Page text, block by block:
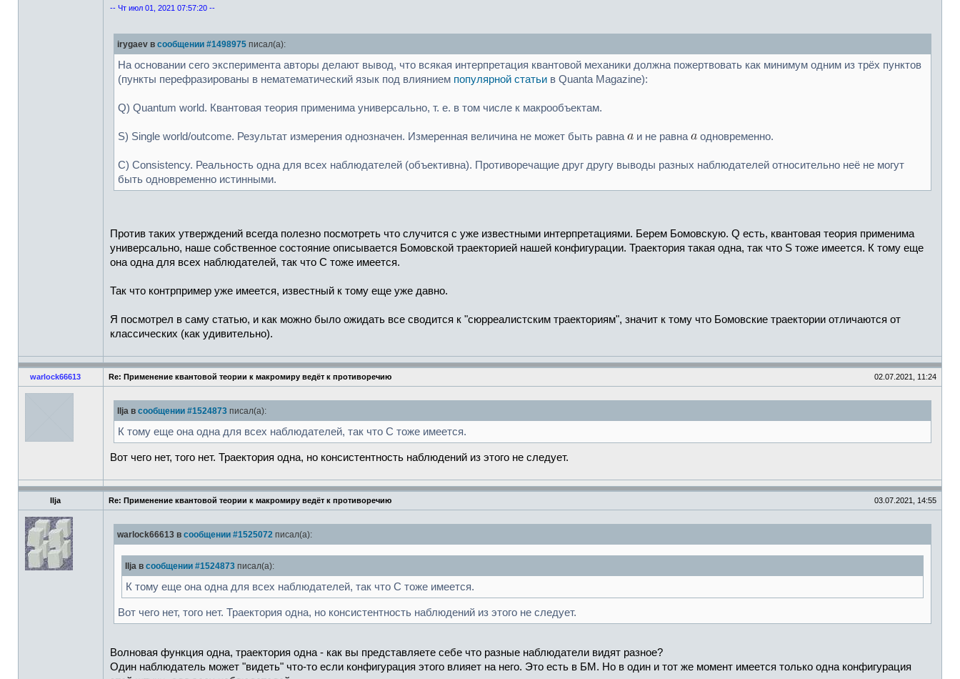
-- Чт июл 01, 2021 07:57:20 --
irygaev в сообщении #1498975 писал(а):
На основании сего эксперимента авторы делают вывод, что всякая интерпретация квантовой механики должна пожертвовать как минимум одним из трёх пунктов
(пункты перефразированы в нематематический язык под влиянием популярной статьи в Quanta Magazine):
Q) Quantum world. Квантовая теория применима универсально, т. е. в том числе к макрообъектам.
S) Single world/outcome. Результат измерения однозначен. Измеренная величина не может быть равна и не равна одновременно.
C) Consistency. Реальность одна для всех наблюдателей (объективна). Противоречащие друг другу выводы разных наблюдателей относительно неё не могут
быть одновременно истинными.
Против таких утверждений всегда полезно посмотреть что случится с уже известными интерпретациями. Берем Бомовскую. Q есть, квантовая теория применима
универсально, наше собственное состояние описывается Бомовской траекторией нашей конфигурации. Траектория такая одна, так что S тоже имеется. К тому еще
она одна для всех наблюдателей, так что C тоже имеется.
Так что контрпример уже имеется, известный к тому еще уже давно.
Я посмотрел в саму статью, и как можно было ожидать все сводится к "сюрреалистским траекториям", значит к тому что Бомовские траектории отличаются от
классических (как удивительно).
warlock66613 Re: Применение квантовой теории к макромиру ведёт к противоречию 02.07.2021, 11:24
Ilja в сообщении #1524873 писал(а):
К тому еще она одна для всех наблюдателей, так что C тоже имеется.
Вот чего нет, того нет. Траектория одна, но консистентность наблюдений из этого не следует.
Ilja Re: Применение квантовой теории к макромиру ведёт к противоречию 03.07.2021, 14:55
warlock66613 в сообщении #1525072 писал(а):
Ilja в сообщении #1524873 писал(а):
К тому еще она одна для всех наблюдателей, так что C тоже имеется.
Вот чего нет, того нет. Траектория одна, но консистентность наблюдений из этого не следует.
Волновая функция одна, траектория одна - как вы представляете себе что разные наблюдатели видят разное?
Один наблюдатель может "видеть" что-то если конфигурация этого влияет на него. Это есть в БМ. Но в один и тот же момент имеется только одна конфигурация